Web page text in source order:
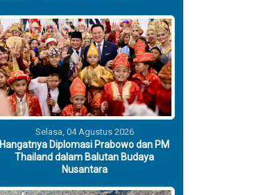
Selasa, 04 Agustus 2026
Hangatnya Diplomasi Prabowo dan PM
Thailand dalam Balutan Budaya
Nusantara